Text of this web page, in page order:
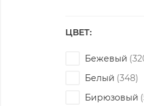
ЦВЕТ:
Бежевый
Белый
Бирюзовый